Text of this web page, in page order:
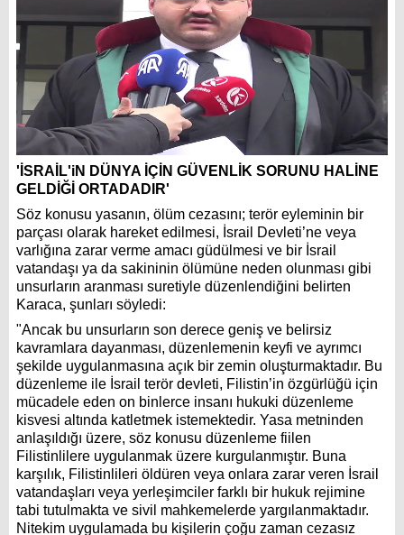
'İSRAİL'iN DÜNYA İÇİN GÜVENLİK SORUNU HALİNE
GELDİĞİ ORTADADIR'
Söz konusu yasanın, ölüm cezasını; terör eyleminin bir
parçası olarak hareket edilmesi, İsrail Devleti’ne veya
varlığına zarar verme amacı güdülmesi ve bir İsrail
vatandaşı ya da sakininin ölümüne neden olunması gibi
unsurların aranması suretiyle düzenlendiğini belirten
Karaca, şunları söyledi:
"Ancak bu unsurların son derece geniş ve belirsiz
kavramlara dayanması, düzenlemenin keyfi ve ayrımcı
şekilde uygulanmasına açık bir zemin oluşturmaktadır. Bu
düzenleme ile İsrail terör devleti, Filistin’in özgürlüğü için
mücadele eden on binlerce insanı hukuki düzenleme
kisvesi altında katletmek istemektedir. Yasa metninden
anlaşıldığı üzere, söz konusu düzenleme fiilen
Filistinlilere uygulanmak üzere kurgulanmıştır. Buna
karşılık, Filistinlileri öldüren veya onlara zarar veren İsrail
vatandaşları veya yerleşimciler farklı bir hukuk rejimine
tabi tutulmakta ve sivil mahkemelerde yargılanmaktadır.
Nitekim uygulamada bu kişilerin çoğu zaman cezasız